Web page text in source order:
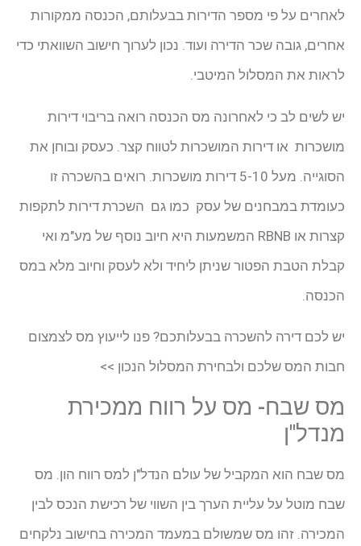
לאחרים על פי מספר הדירות בבעלותם, הכנסה ממקורות
אחרים, גובה שכר הדירה ועוד. נכון לערוך חישוב השוואתי כדי
לראות את המסלול המיטבי.
יש לשים לב כי לאחרונה מס הכנסה רואה בריבוי דירות
מושכרות או דירות המושכרות לטווח קצר. כעסק ובוחן את
הסוגייה. מעל 5-10 דירות מושכרות. רואים בהשכרה זו
כעומדת במבחנים של עסק כמו גם השכרת דירות לתקפות
קצרות או RBNB המשמעות היא חיוב נוסף של מע"מ ואי
קבלת הטבת הפטור שניתן ליחיד ולא לעסק וחיוב מלא במס
הכנסה.
יש לכם דירה להשכרה בבעלותכם? פנו לייעוץ מס לצמצום
חבות המס שלכם ולבחירת המסלול הנכון >>
מס שבח- מס על רווח ממכירת
מנדל"ן
מס שבח הוא המקביל של עולם הנדל"ן למס רווח הון. מס
שבח מוטל על עליית הערך בין השווי של רכישת הנכס לבין
המכירה. זהו מס שמשולם במעמד המכירה בחישוב נלקחים